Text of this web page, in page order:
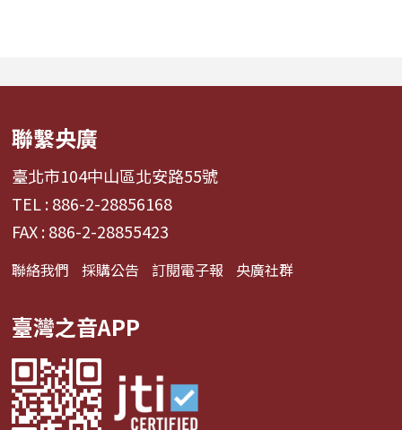
啦啦隊...
論與主持人...
聯繫央廣
臺北市104中山區北安路55號
TEL : 886-2-28856168
FAX : 886-2-28855423
聯絡我們 採購公告 訂閱電子報 央廣社群
臺灣之音APP